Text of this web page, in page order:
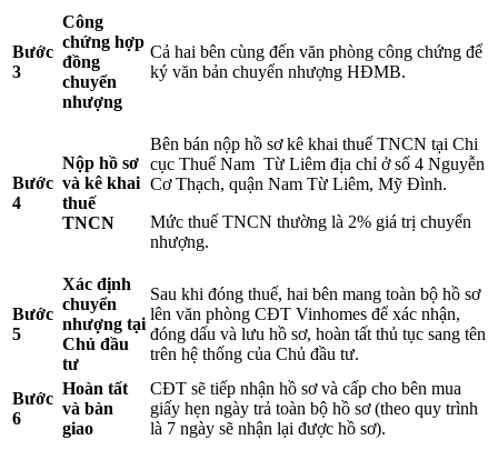
Bước
3
Công
chứng hợp
đồng
chuyển
nhượng
Cả hai bên cùng đến văn phòng công chứng để
ký văn bản chuyển nhượng HĐMB.
Bước
4
Nộp hồ sơ
và kê khai
thuế
TNCN
Bên bán nộp hồ sơ kê khai thuế TNCN tại Chi
cục Thuế Nam Từ Liêm địa chỉ ở số 4 Nguyễn
Cơ Thạch, quận Nam Từ Liêm, Mỹ Đình.
Mức thuế TNCN thường là 2% giá trị chuyển
nhượng.
Bước
5
Xác định
chuyển
nhượng tại
Chủ đầu
tư
Sau khi đóng thuế, hai bên mang toàn bộ hồ sơ
lên văn phòng CĐT Vinhomes để xác nhận,
đóng dấu và lưu hồ sơ, hoàn tất thủ tục sang tên
trên hệ thống của Chủ đầu tư.
Bước
6
Hoàn tất
và bàn
giao
CĐT sẽ tiếp nhận hồ sơ và cấp cho bên mua
giấy hẹn ngày trả toàn bộ hồ sơ (theo quy trình
là 7 ngày sẽ nhận lại được hồ sơ).